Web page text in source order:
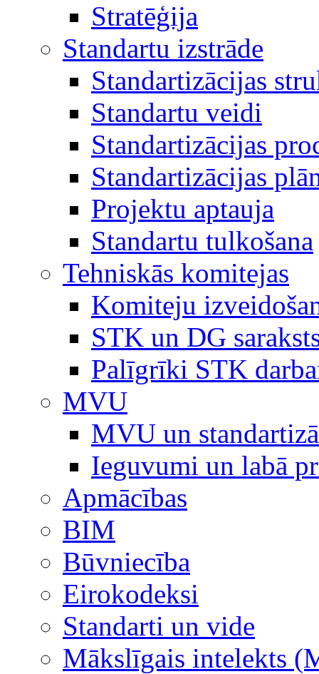
Stratēģija
Standartu izstrāde
Standartizācijas
Standartu veidi
Standartizācijas
Standartizācijas
Projektu aptauja
Standartu tulkošana
Tehniskās komitejas
Komiteju
STK un DG
Palīgrīki STK
MVU
MVU un
Ieguvumi un labā
Apmācības
BIM
Būvniecība
Eirokodeksi
Standarti un vide
Mākslīgais intelekts